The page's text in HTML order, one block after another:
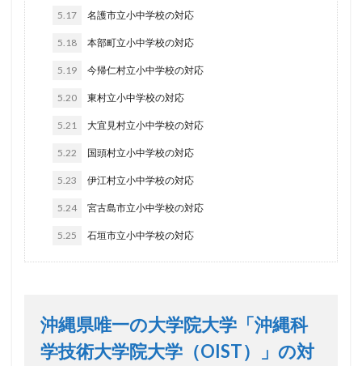
5.17 名護市立小中学校の対応
5.18 本部町立小中学校の対応
5.19 今帰仁村立小中学校の対応
5.20 東村立小中学校の対応
5.21 大宜見村立小中学校の対応
5.22 国頭村立小中学校の対応
5.23 伊江村立小中学校の対応
5.24 宮古島市立小中学校の対応
5.25 石垣市立小中学校の対応
沖縄県唯一の大学院大学「沖縄科
学技術大学院大学（OIST）」の対